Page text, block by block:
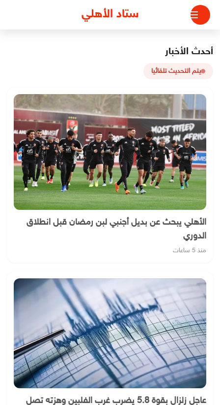
التجاوز
المحتوى
ستاد الأهلي
أحدث الأخبار
يتم التحديث تلقائيا
الأهلي يبحث عن بديل أجنبي لبن رمضان قبل انطلاق
الدوري
منذ 5 ساعات
عاجل زلزال بقوة 5.8 يضرب غرب الفلبين وهزته تصل